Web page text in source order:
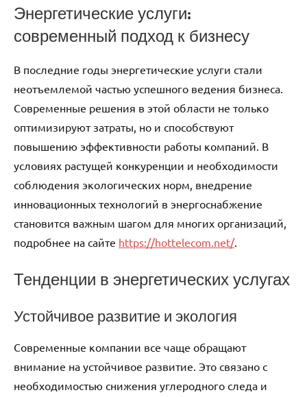
Энергетические услуги:
современный подход к бизнесу
В последние годы энергетические услуги стали
неотъемлемой частью успешного ведения бизнеса.
Современные решения в этой области не только
оптимизируют затраты, но и способствуют
повышению эффективности работы компаний. В
условиях растущей конкуренции и необходимости
соблюдения экологических норм, внедрение
инновационных технологий в энергоснабжение
становится важным шагом для многих организаций,
подробнее на сайте https://hottelecom.net/.
Тенденции в энергетических услугах
Устойчивое развитие и экология
Современные компании все чаще обращают
внимание на устойчивое развитие. Это связано с
необходимостью снижения углеродного следа и